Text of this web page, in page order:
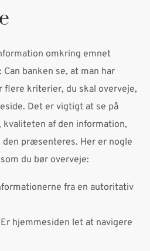
omkring emnet
banken se, at man har
flere kriterier, du skal overveje,
Det er vigtigt at se på
kvaliteten af den information,
den præsenteres. Her er nogle
du bør overveje:
fra en autoritativ
Er hjemmesiden let at navigere